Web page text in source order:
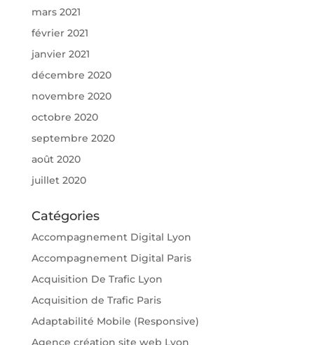
mars 2021
février 2021
janvier 2021
décembre 2020
novembre 2020
octobre 2020
septembre 2020
août 2020
juillet 2020
Catégories
Accompagnement Digital Lyon
Accompagnement Digital Paris
Acquisition De Trafic Lyon
Acquisition de Trafic Paris
Adaptabilité Mobile (Responsive)
Agence création site web Lyon